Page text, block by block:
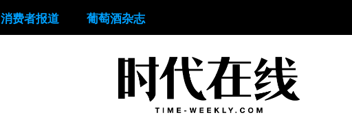
消费者报道 葡萄酒杂志